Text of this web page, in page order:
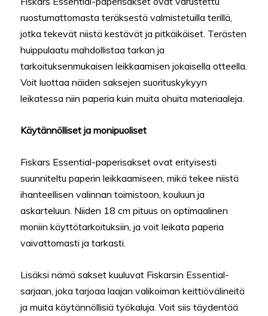
ruostumattomasta teräksestä valmistetuilla terillä,
jotka tekevät niistä kestävät ja pitkäikäiset. Terästen
huippulaatu mahdollistaa tarkan ja
tarkoituksenmukaisen leikkaamisen jokaisella otteella.
Voit luottaa näiden saksejen suorituskykyyn
leikatessa niin paperia kuin muita ohuita materiaaleja.
Käytännölliset ja monipuoliset
Fiskars Essential-paperisakset ovat erityisesti
suunniteltu paperin leikkaamiseen, mikä tekee niistä
ihanteellisen valinnan toimistoon, kouluun ja
askarteluun. Niiden 18 cm pituus on optimaalinen
moniin käyttötarkoituksiin, ja voit leikata paperia
vaivattomasti ja tarkasti.
Lisäksi nämä sakset kuuluvat Fiskarsin Essential-
sarjaan, joka tarjoaa laajan valikoiman keittiövälineitä
ja muita käytännöllisiä työkaluja. Voit siis täydentää